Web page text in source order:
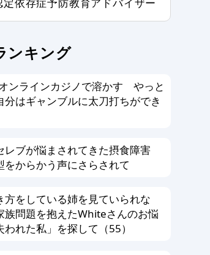
定依存症予防教育アドバイザー
ンキング
ンラインカジノで溶かす やっと
分はギャンブルに太刀打ちができ
レブが悩まされてきた摂食障害
をからかう声にさらされて
方をしている姉を見ていられな
族問題を抱えたWhiteさんのお悩
れた私」を探して（55）